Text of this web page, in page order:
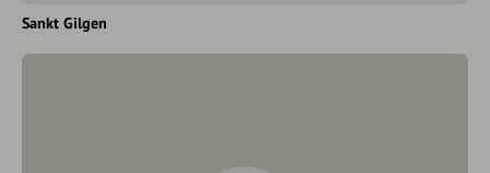
Sankt Gilgen